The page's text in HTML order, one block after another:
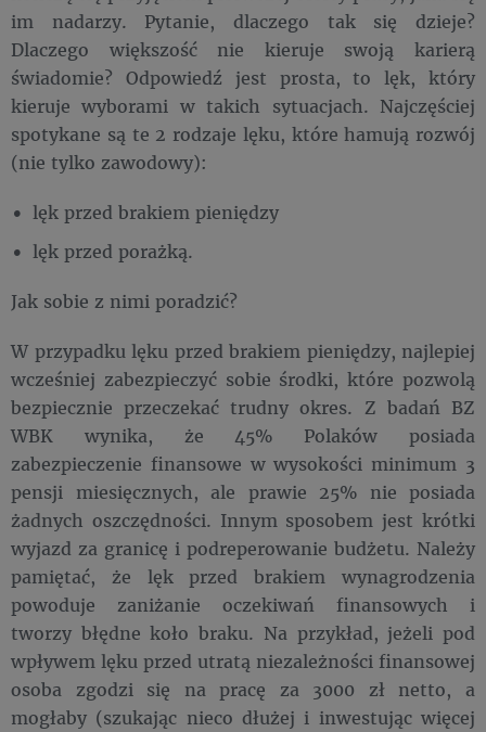
im nadarzy. Pytanie, dlaczego tak się dzieje?
Dlaczego większość nie kieruje swoją karierą
świadomie? Odpowiedź jest prosta, to lęk, który
kieruje wyborami w takich sytuacjach. Najczęściej
spotykane są te 2 rodzaje lęku, które hamują rozwój
(nie tylko zawodowy):
lęk przed brakiem pieniędzy
lęk przed porażką.
Jak sobie z nimi poradzić?
W przypadku lęku przed brakiem pieniędzy, najlepiej
wcześniej zabezpieczyć sobie środki, które pozwolą
bezpiecznie przeczekać trudny okres. Z badań BZ
WBK wynika, że 45% Polaków posiada
zabezpieczenie finansowe w wysokości minimum 3
pensji miesięcznych, ale prawie 25% nie posiada
żadnych oszczędności. Innym sposobem jest krótki
wyjazd za granicę i podreperowanie budżetu. Należy
pamiętać, że lęk przed brakiem wynagrodzenia
powoduje zaniżanie oczekiwań finansowych i
tworzy błędne koło braku. Na przykład, jeżeli pod
wpływem lęku przed utratą niezależności finansowej
osoba zgodzi się na pracę za 3000 zł netto, a
mogłaby (szukając nieco dłużej i inwestując więcej